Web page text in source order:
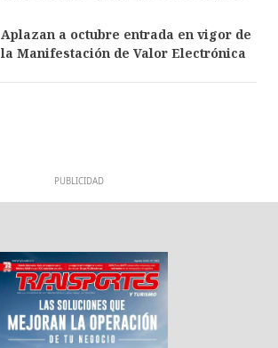
Aplazan a octubre entrada en vigor de
la Manifestación de Valor Electrónica
PUBLICIDAD